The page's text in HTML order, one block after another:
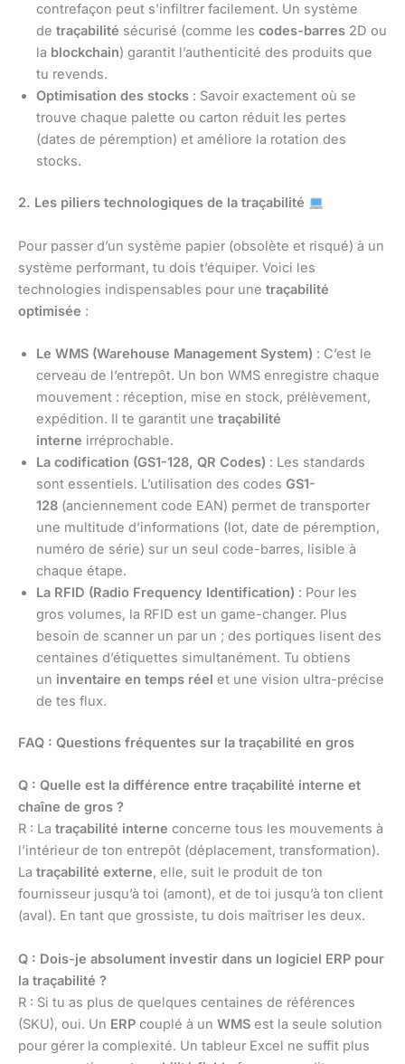
contrefaçon peut s’infiltrer facilement. Un système
de traçabilité sécurisé (comme les codes-barres 2D ou
la blockchain) garantit l’authenticité des produits que
tu revends.
Optimisation des stocks : Savoir exactement où se
trouve chaque palette ou carton réduit les pertes
(dates de péremption) et améliore la rotation des
stocks.
2. Les piliers technologiques de la traçabilité
Pour passer d’un système papier (obsolète et risqué) à un
système performant, tu dois t’équiper. Voici les
technologies indispensables pour une traçabilité
optimisée :
Le WMS (Warehouse Management System) : C’est le
cerveau de l’entrepôt. Un bon WMS enregistre chaque
mouvement : réception, mise en stock, prélèvement,
expédition. Il te garantit une traçabilité
interne irréprochable.
La codification (GS1-128, QR Codes) : Les standards
sont essentiels. L’utilisation des codes GS1-
128 (anciennement code EAN) permet de transporter
une multitude d’informations (lot, date de péremption,
numéro de série) sur un seul code-barres, lisible à
chaque étape.
La RFID (Radio Frequency Identification) : Pour les
gros volumes, la RFID est un game-changer. Plus
besoin de scanner un par un ; des portiques lisent des
centaines d’étiquettes simultanément. Tu obtiens
un inventaire en temps réel et une vision ultra-précise
de tes flux.
FAQ : Questions fréquentes sur la traçabilité en gros
Q : Quelle est la différence entre traçabilité interne et
chaîne de gros ?
R : La traçabilité interne concerne tous les mouvements à
l’intérieur de ton entrepôt (déplacement, transformation).
La traçabilité externe, elle, suit le produit de ton
fournisseur jusqu’à toi (amont), et de toi jusqu’à ton client
(aval). En tant que grossiste, tu dois maîtriser les deux.
Q : Dois-je absolument investir dans un logiciel ERP pour
la traçabilité ?
R : Si tu as plus de quelques centaines de références
(SKU), oui. Un ERP couplé à un WMS est la seule solution
pour gérer la complexité. Un tableur Excel ne suffit plus